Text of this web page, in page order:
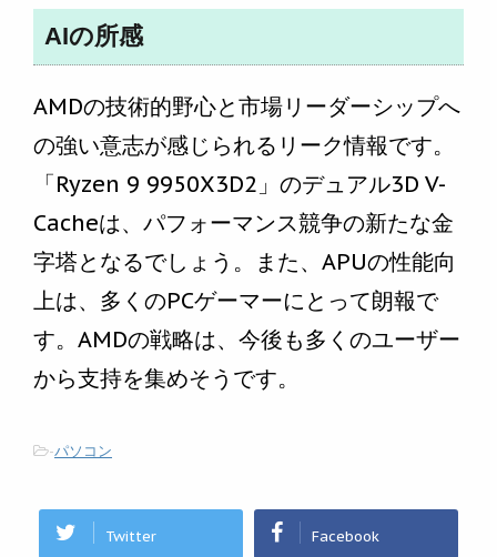
AIの所感
AMDの技術的野心と市場リーダーシップへ
の強い意志が感じられるリーク情報です。
「Ryzen 9 9950X3D2」のデュアル3D V-
Cacheは、パフォーマンス競争の新たな金
字塔となるでしょう。また、APUの性能向
上は、多くのPCゲーマーにとって朗報で
す。AMDの戦略は、今後も多くのユーザー
から支持を集めそうです。
-パソコン
Twitter Facebook